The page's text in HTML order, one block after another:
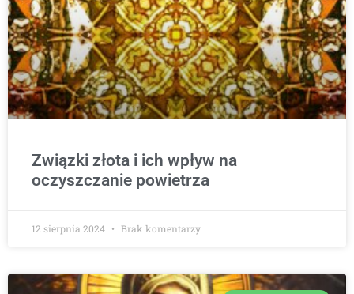
Związki złota i ich wpływ na
oczyszczanie powietrza
12 sierpnia 2024 Brak komentarzy